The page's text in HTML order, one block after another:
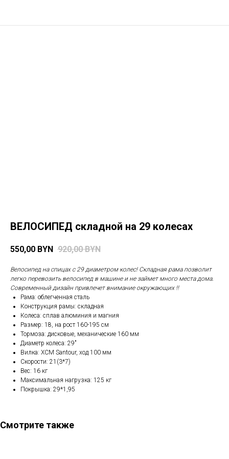
ВЕЛОСИПЕД складной на 29 колесах
550,00 BYN 920,00 BYN
Велосипед на спицах с 29 диаметром колес! Складная рама позволит
легко перевозить велосипед в машине и не займет много места дома.
Современный дизайн привлечет внимание окружающих !!
Рама: облегченная сталь
Конструкция рамы: складная
Колеса: сплав алюминия и магния
Размер: 18, на рост 160-195 см
Тормоза: дисковые, механические 160 мм
Диаметр колеса: 29"
Вилка: XCM Santour, ход 100 мм
Скорости: 21(3*7)
Вес: 16 кг
Максимальная нагрузка: 125 кг
Покрышка: 29*1,95
Смотрите также